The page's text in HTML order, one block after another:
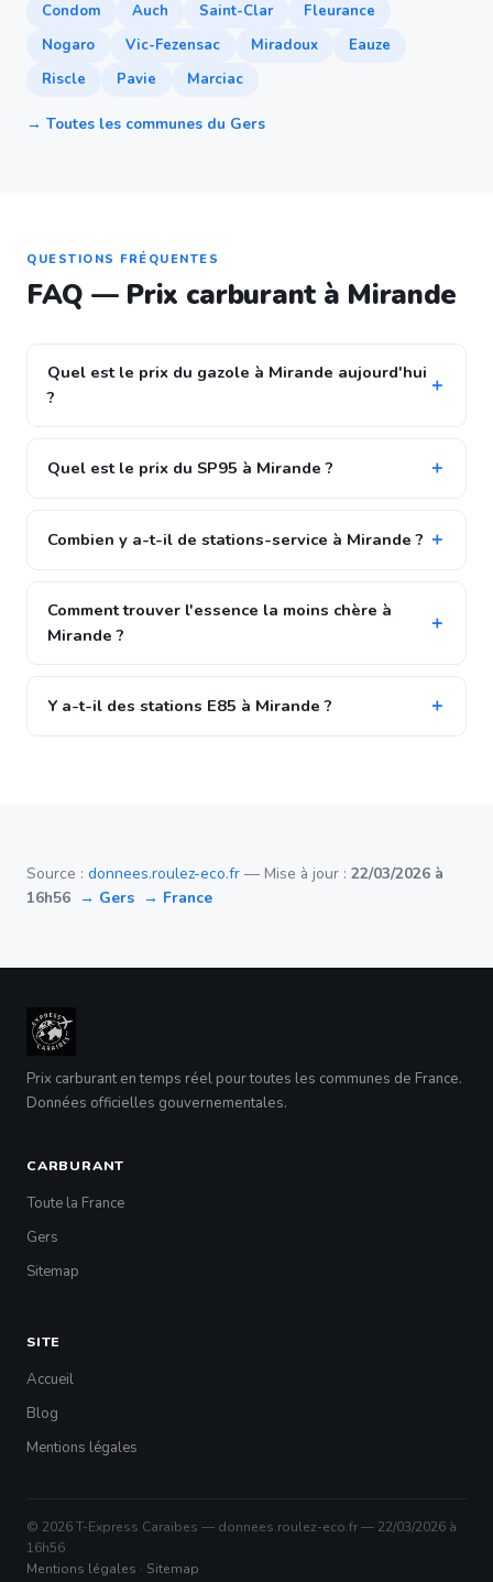
Condom
Auch Saint-Clar
Fleurance
Nogaro
Vic-Fezensac Miradoux
Eauze
Riscle
Pavie Marciac
→ Toutes les communes du Gers
QUESTIONS FRÉQUENTES
FAQ — Prix carburant à Mirande
Quel est le prix du gazole à Mirande aujourd'hui
?
Quel est le prix du SP95 à Mirande ?
Combien y a-t-il de stations-service à Mirande ?
Comment trouver l'essence la moins chère à
Mirande ?
Y a-t-il des stations E85 à Mirande ?
Source : donnees.roulez-eco.fr — Mise à jour : 22/03/2026 à
16h56 → Gers → France
Prix carburant en temps réel pour toutes les communes de France.
Données officielles gouvernementales.
CARBURANT
Toute la France
Gers
Sitemap
SITE
Accueil
Blog
Mentions légales
© 2026 T-Express Caraïbes — donnees.roulez-eco.fr — 22/03/2026 à
16h56
Mentions légales · Sitemap